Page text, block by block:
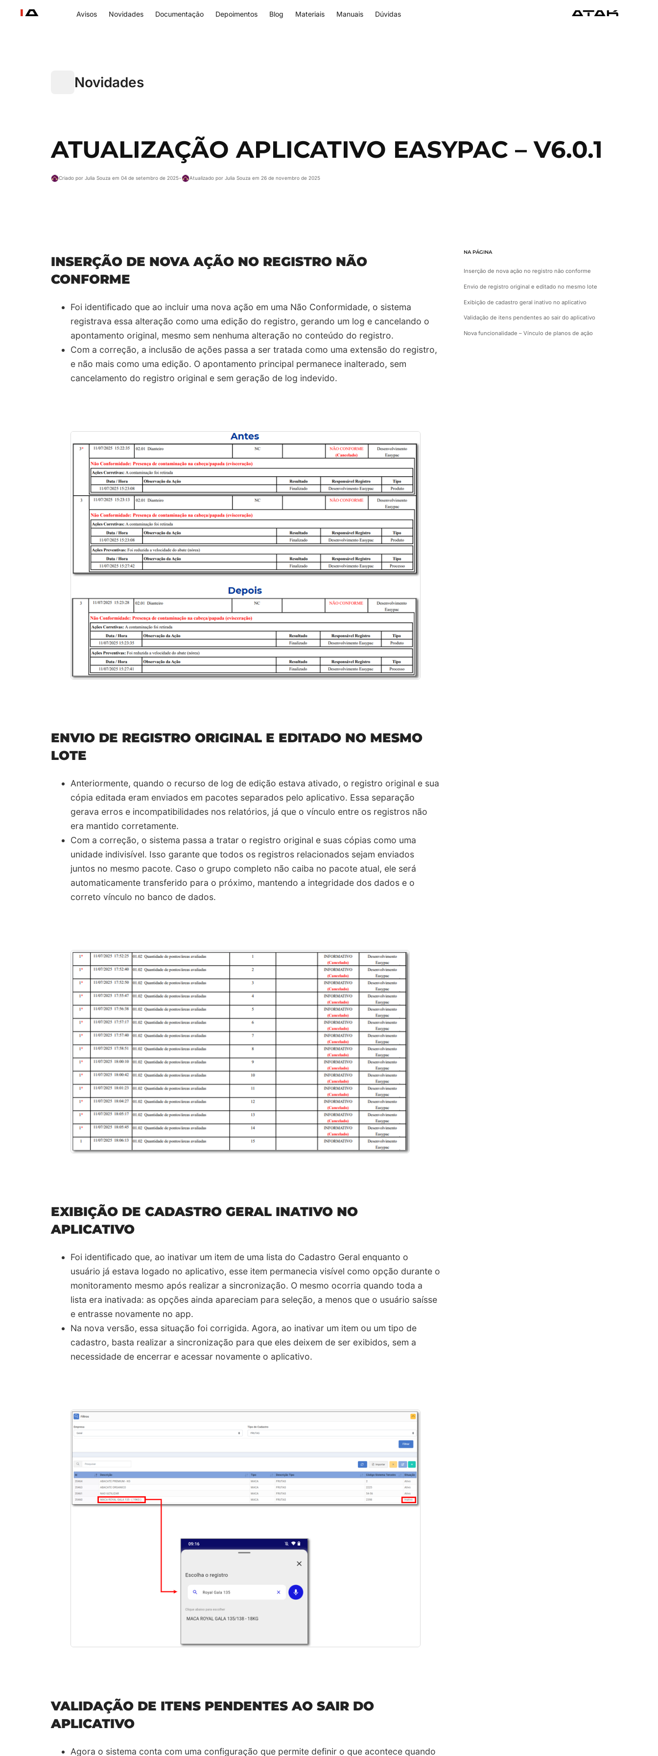
Avisos Novidades Documentação Depoimentos Blog Materiais Manuais Dúvidas
Novidades
ATUALIZAÇÃO APLICATIVO EASYPAC – V6.0.1
Criado por Julia Souza em 04 de setembro de 2025• Atualizado por Julia Souza em 26 de novembro de 2025
INSERÇÃO DE NOVA AÇÃO NO REGISTRO NÃO
CONFORME
Foi identificado que ao incluir uma nova ação em uma Não Conformidade, o sistema
registrava essa alteração como uma edição do registro, gerando um log e cancelando o
apontamento original, mesmo sem nenhuma alteração no conteúdo do registro.
Com a correção, a inclusão de ações passa a ser tratada como uma extensão do registro,
e não mais como uma edição. O apontamento principal permanece inalterado, sem
cancelamento do registro original e sem geração de log indevido.
ENVIO DE REGISTRO ORIGINAL E EDITADO NO MESMO
LOTE
Anteriormente, quando o recurso de log de edição estava ativado, o registro original e sua
cópia editada eram enviados em pacotes separados pelo aplicativo. Essa separação
gerava erros e incompatibilidades nos relatórios, já que o vínculo entre os registros não
era mantido corretamente.
Com a correção, o sistema passa a tratar o registro original e suas cópias como uma
unidade indivisível. Isso garante que todos os registros relacionados sejam enviados
juntos no mesmo pacote. Caso o grupo completo não caiba no pacote atual, ele será
automaticamente transferido para o próximo, mantendo a integridade dos dados e o
correto vínculo no banco de dados.
EXIBIÇÃO DE CADASTRO GERAL INATIVO NO
APLICATIVO
Foi identificado que, ao inativar um item de uma lista do Cadastro Geral enquanto o
usuário já estava logado no aplicativo, esse item permanecia visível como opção durante o
monitoramento mesmo após realizar a sincronização. O mesmo ocorria quando toda a
lista era inativada: as opções ainda apareciam para seleção, a menos que o usuário saísse
e entrasse novamente no app.
Na nova versão, essa situação foi corrigida. Agora, ao inativar um item ou um tipo de
cadastro, basta realizar a sincronização para que eles deixem de ser exibidos, sem a
necessidade de encerrar e acessar novamente o aplicativo.
VALIDAÇÃO DE ITENS PENDENTES AO SAIR DO
APLICATIVO
Agora o sistema conta com uma configuração que permite definir o que acontece quando
NA PÁGINA
Inserção de nova ação no registro não conforme
Envio de registro original e editado no mesmo lote
Exibição de cadastro geral inativo no aplicativo
Validação de itens pendentes ao sair do aplicativo
Nova funcionalidade – Vínculo de planos de ação